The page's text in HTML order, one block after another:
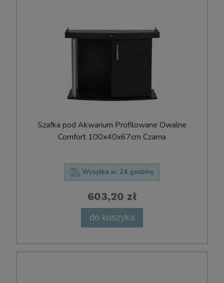
Szafka pod Akwarium Profilowane Owalne
Comfort 100x40x67cm Czarna
Wysyłka w: 24 godziny
603,20 zł
do koszyka